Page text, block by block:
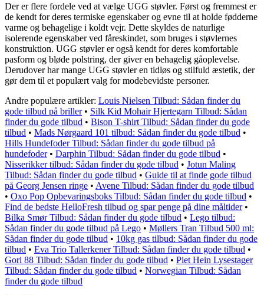
Der er flere fordele ved at vælge UGG støvler. Først og fremmest er
de kendt for deres termiske egenskaber og evne til at holde fødderne
varme og behagelige i koldt vejr. Dette skyldes de naturlige
isolerende egenskaber ved fåreskindet, som bruges i støvlernes
konstruktion. UGG støvler er også kendt for deres komfortable
pasform og bløde polstring, der giver en behagelig gåoplevelse.
Derudover har mange UGG støvler en tidløs og stilfuld æstetik, der
gør dem til et populært valg for modebevidste personer.
Andre populære artikler: Louis Nielsen Tilbud: Sådan finder du
gode tilbud på briller• Silk Kid Mohair Hjertegarn Tilbud: Sådan
finder du gode tilbud • Bison T-shirt Tilbud: Sådan finder du gode
tilbud • Mads Nørgaard 101 tilbud: Sådan finder du gode tilbud •
Hills Hundefoder Tilbud: Sådan finder du gode tilbud på
hundefoder• Darphin Tilbud: Sådan finder du gode tilbud •
Nisserikker tilbud: Sådan finder du gode tilbud • Jotun Maling
Tilbud: Sådan finder du gode tilbud • Guide til at finde gode tilbud
på Georg Jensen ringe • Avene Tilbud: Sådan finder du gode tilbud
• Oxo Pop Opbevaringsboks Tilbud: Sådan finder du gode tilbud •
Find de bedste HelloFresh tilbud og spar penge på dine måltider•
Bilka Smør Tilbud: Sådan finder du gode tilbud • Lego tilbud:
Sådan finder du gode tilbud på Lego • Møllers Tran Tilbud 500 ml:
Sådan finder du gode tilbud • 10kg gas tilbud: Sådan finder du gode
tilbud • Eva Trio Tallerkener Tilbud: Sådan finder du gode tilbud •
Gori 88 Tilbud: Sådan finder du gode tilbud • Piet Hein Lysestager
Tilbud: Sådan finder du gode tilbud • Norwegian Tilbud: Sådan
finder du gode tilbud